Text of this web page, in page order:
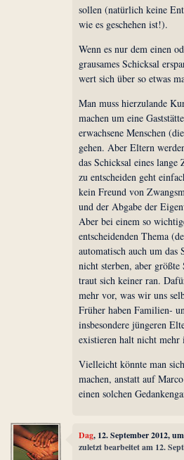
sollen (natürlich keine
wie es geschehen ist!).
Wenn es nur dem einen
grausames Schicksal
wert sich über so etwas
Man muss hierzulande
machen um eine
erwachsene Menschen
gehen. Aber Eltern
das Schicksal eines
zu entscheiden geht
kein Freund von
und der Abgabe der
Aber bei einem so
entscheidenden Thema
automatisch auch um
nicht sterben, aber größte
traut sich keiner ran.
mehr vor, was wir uns
Früher haben Familien-
insbesondere jüngeren
existieren halt nicht mehr
Vielleicht könnte man
machen, anstatt auf
einen solchen
Dag, 12. September 2012,
zuletzt bearbeitet am 12.